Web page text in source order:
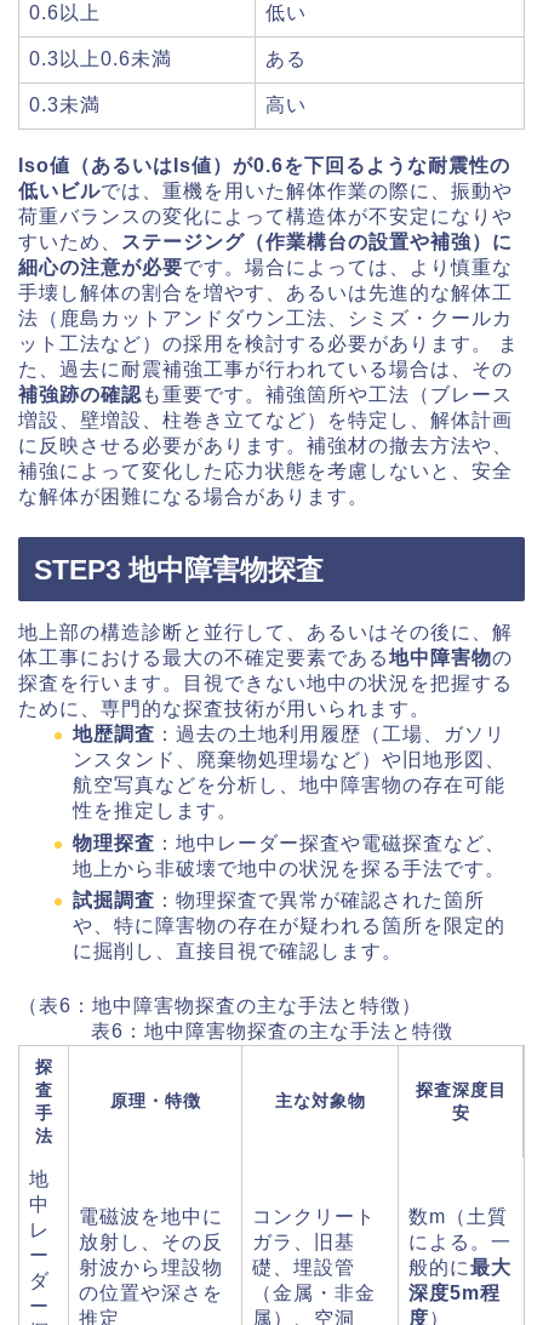
0.6以上 低い
0.3以上0.6未満 ある
0.3未満 高い
Iso値（あるいはIs値）が0.6を下回るような耐震性の
低いビルでは、重機を用いた解体作業の際に、振動や
荷重バランスの変化によって構造体が不安定になりや
すいため、
ステージング（作業構台の設置や補強）に
細心の注意が必要です。場合によっては、より慎重な
手壊し解体の割合を増やす、あるいは先進的な解体工
法（鹿島カットアンドダウン工法、シミズ・クールカ
ット工法など）の採用を検討する必要があります。 ま
た、過去に耐震補強工事が行われている場合は、その
補強跡の確認 も重要です。補強箇所や工法（ブレース
増設、壁増設、柱巻き立てなど）を特定し、解体計画
に反映させる必要があります。補強材の撤去方法や、
補強によって変化した応力状態を考慮しないと、安全
な解体が困難になる場合があります。
STEP3 地中障害物探査
地上部の構造診断と並行して、あるいはその後に、解
体工事における最大の不確定要素である地中障害物の
探査を行います。目視できない地中の状況を把握する
ために、専門的な探査技術が用いられます。
地歴調査 ：過去の土地利用履歴（工場、ガソリ
ンスタンド、廃棄物処理場など）や旧地形図、
航空写真などを分析し、地中障害物の存在可能
性を推定します。
物理探査 ：地中レーダー探査や電磁探査など、
地上から非破壊で地中の状況を探る手法です。
試掘調査 ：物理探査で異常が確認された箇所
や、特に障害物の存在が疑われる箇所を限定的
に掘削し、直接目視で確認します。
（表6：地中障害物探査の主な手法と特徴）
表6：地中障害物探査の主な手法と特徴
探
査
手
法
原理・特徴 主な対象物
探査深度目
安
地
中
レ
ー
ダ
ー
電磁波を地中に
放射し、その反
射波から埋設物
の位置や深さを
推定
コンクリート
ガラ、旧基
礎、埋設管
（金属・非金
属）、空洞
数m（土質
による。一
般的に最大
深度5m程
度）